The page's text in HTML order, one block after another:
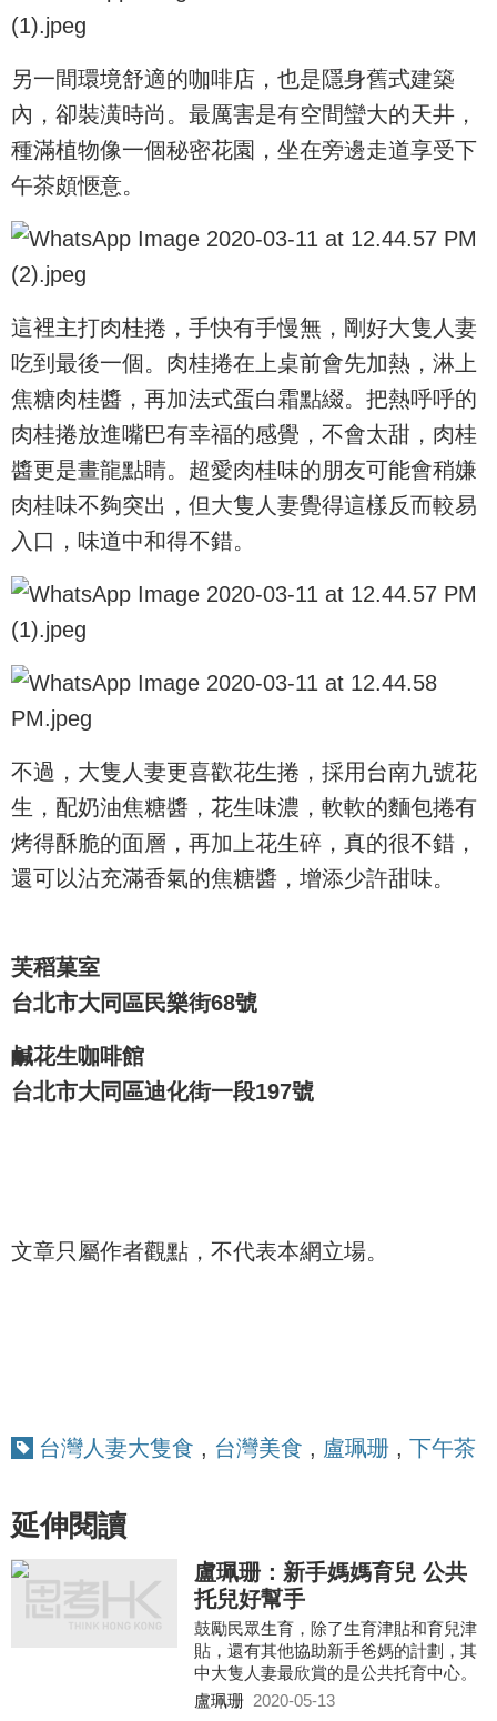
另一間環境舒適的咖啡店，也是隱身舊式建築
內，卻裝潢時尚。最厲害是有空間蠻大的天井，
種滿植物像一個秘密花園，坐在旁邊走道享受下
午茶頗愜意。
這裡主打肉桂捲，手快有手慢無，剛好大隻人妻
吃到最後一個。肉桂捲在上桌前會先加熱，淋上
焦糖肉桂醬，再加法式蛋白霜點綴。把熱呼呼的
肉桂捲放進嘴巴有幸福的感覺，不會太甜，肉桂
醬更是畫龍點睛。超愛肉桂味的朋友可能會稍嫌
肉桂味不夠突出，但大隻人妻覺得這樣反而較易
入口，味道中和得不錯。
不過，大隻人妻更喜歡花生捲，採用台南九號花
生，配奶油焦糖醬，花生味濃，軟軟的麵包捲有
烤得酥脆的面層，再加上花生碎，真的很不錯，
還可以沾充滿香氣的焦糖醬，增添少許甜味。
芙稻菓室
台北市大同區民樂街68號
鹹花生咖啡館
台北市大同區迪化街一段197號
文章只屬作者觀點，不代表本網立場。
台灣人妻大隻食 , 台灣美食 , 盧珮珊 , 下午茶
延伸閱讀
盧珮珊：新手媽媽育兒 公共
托兒好幫手
鼓勵民眾生育，除了生育津貼和育兒津
貼，還有其他協助新手爸媽的計劃，其
中大隻人妻最欣賞的是公共托育中心。
盧珮珊 2020-05-13